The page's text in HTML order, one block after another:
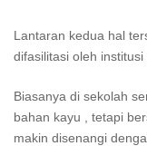
Lantaran kedua hal
difasilitasi oleh
Biasanya di sekolah
bahan kayu , tetapi
makin disenangi